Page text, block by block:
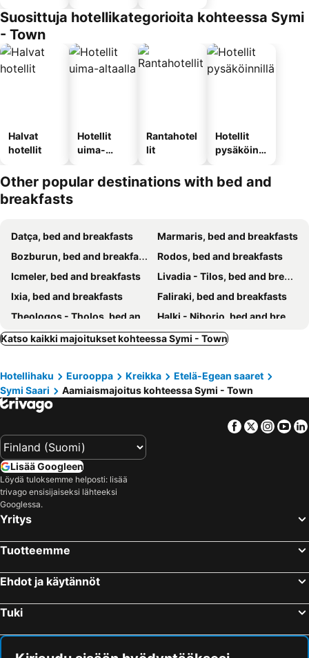
Suosittuja hotellikategorioita kohteessa Symi
- Town
Halvat
hotellit
Hotellit
uima-
Rantahotel
lit
Hotellit
pysäköinni
Other popular destinations with bed and
breakfasts
Datça, bed and breakfasts
Marmaris, bed and breakfasts
Bozburun, bed and breakfasts
Rodos, bed and breakfasts
Icmeler, bed and breakfasts
Livadia - Tilos, bed and breakfasts
Ixia, bed and breakfasts
Faliraki, bed and breakfasts
Theologos - Tholos, bed and breakfasts
Halki - Niborio, bed and breakfasts
Fanes, bed and breakfasts
Hisarönü, bed and breakfasts
Katso kaikki majoitukset kohteessa Symi - Town
Hotellihaku Eurooppa Kreikka
Etelä-Egean saaret
Symi Saari
Aamiaismajoitus kohteessa Symi - Town
Facebook
Twitter
Lisää Googleen
Löydä tuloksemme helposti: lisää
trivago ensisijaiseksi lähteeksi
Googlessa.
Yritys
Tuotteemme
Ehdot ja käytännöt
Tuki